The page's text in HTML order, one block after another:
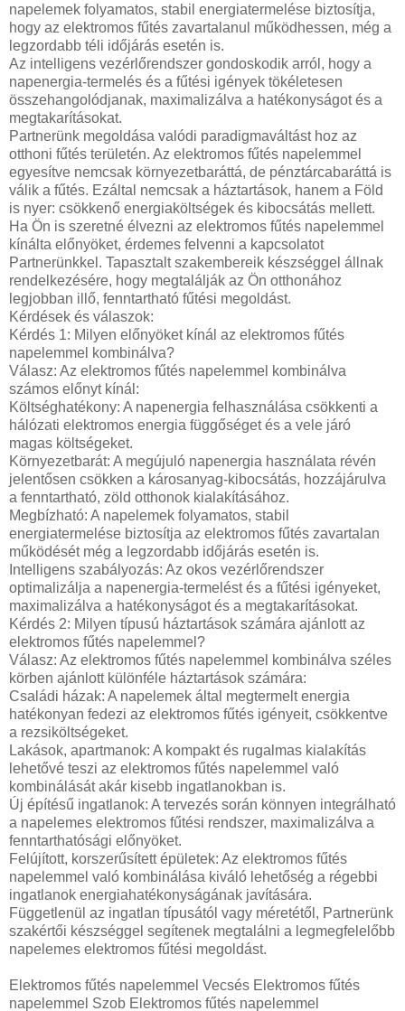
napelemek folyamatos, stabil energiatermelése biztosítja,
hogy az elektromos fűtés zavartalanul működhessen, még a
legzordabb téli időjárás esetén is.
Az intelligens vezérlőrendszer gondoskodik arról, hogy a
napenergia-termelés és a fűtési igények tökéletesen
összehangolódjanak, maximalizálva a hatékonyságot és a
megtakarításokat.
Partnerünk megoldása valódi paradigmaváltást hoz az
otthoni fűtés területén. Az elektromos fűtés napelemmel
egyesítve nemcsak környezetbaráttá, de pénztárcabaráttá is
válik a fűtés. Ezáltal nemcsak a háztartások, hanem a Föld
is nyer: csökkenő energiaköltségek és kibocsátás mellett.
Ha Ön is szeretné élvezni az elektromos fűtés napelemmel
kínálta előnyöket, érdemes felvenni a kapcsolatot
Partnerünkkel. Tapasztalt szakembereik készséggel állnak
rendelkezésére, hogy megtalálják az Ön otthonához
legjobban illő, fenntartható fűtési megoldást.
Kérdések és válaszok:
Kérdés 1: Milyen előnyöket kínál az elektromos fűtés
napelemmel kombinálva?
Válasz: Az elektromos fűtés napelemmel kombinálva
számos előnyt kínál:
Költséghatékony: A napenergia felhasználása csökkenti a
hálózati elektromos energia függőséget és a vele járó
magas költségeket.
Környezetbarát: A megújuló napenergia használata révén
jelentősen csökken a károsanyag-kibocsátás, hozzájárulva
a fenntartható, zöld otthonok kialakításához.
Megbízható: A napelemek folyamatos, stabil
energiatermelése biztosítja az elektromos fűtés zavartalan
működését még a legzordabb időjárás esetén is.
Intelligens szabályozás: Az okos vezérlőrendszer
optimalizálja a napenergia-termelést és a fűtési igényeket,
maximalizálva a hatékonyságot és a megtakarításokat.
Kérdés 2: Milyen típusú háztartások számára ajánlott az
elektromos fűtés napelemmel?
Válasz: Az elektromos fűtés napelemmel kombinálva széles
körben ajánlott különféle háztartások számára:
Családi házak: A napelemek által megtermelt energia
hatékonyan fedezi az elektromos fűtés igényeit, csökkentve
a rezsiköltségeket.
Lakások, apartmanok: A kompakt és rugalmas kialakítás
lehetővé teszi az elektromos fűtés napelemmel való
kombinálását akár kisebb ingatlanokban is.
Új építésű ingatlanok: A tervezés során könnyen integrálható
a napelemes elektromos fűtési rendszer, maximalizálva a
fenntarthatósági előnyöket.
Felújított, korszerűsített épületek: Az elektromos fűtés
napelemmel való kombinálása kiváló lehetőség a régebbi
ingatlanok energiahatékonyságának javítására.
Függetlenül az ingatlan típusától vagy méretétől, Partnerünk
szakértői készséggel segítenek megtalálni a legmegfelelőbb
napelemes elektromos fűtési megoldást.
Elektromos fűtés napelemmel Vecsés Elektromos fűtés
napelemmel Szob Elektromos fűtés napelemmel